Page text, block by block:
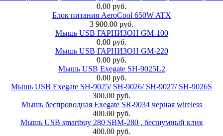
0.00 руб.
Блок питания AeroCool 650W ATX
3 900.00 руб.
Мышь USB ГАРНИЗОН GM-100
0.00 руб.
Мышь USB ГАРНИЗОН GM-220
0.00 руб.
Мышь USB Exegate SH-9025L2
0.00 руб.
Мышь USB Exegate SH-9025/ SH-9026/ SH-9027/ SH-9026S
300.00 руб.
Мышь беспроводная Exegate SR-9034 черная wireless
400.00 руб.
Мышь USB smartbuy 280 SBM-280 , бесшумный клик
400.00 руб.